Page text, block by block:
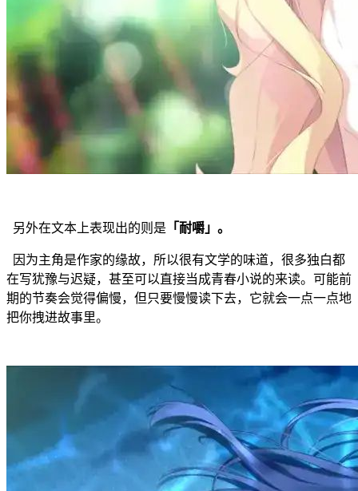
另外在文本上表现出的则是 「耐嚼」。
因为主角是作家的缘故，所以很有文学的味道，很多独白都
在写犹豫与迟疑，甚至可以直接当成青春小说的来读。可能前
期的节奏会觉得偏慢，但只要慢慢读下去，它就会一点一点地
把你拽进故事里。